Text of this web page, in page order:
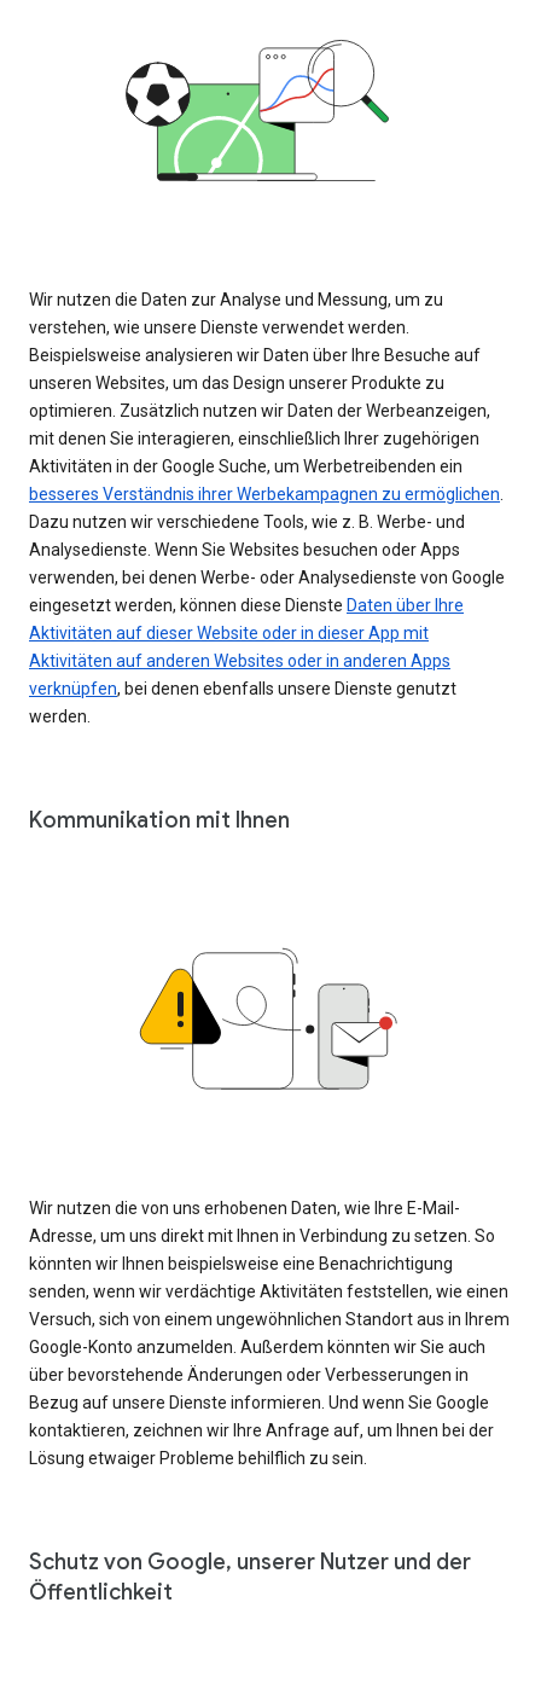
Wir nutzen die Daten zur Analyse und Messung, um zu
verstehen, wie unsere Dienste verwendet werden.
Beispielsweise analysieren wir Daten über Ihre Besuche auf
unseren Websites, um das Design unserer Produkte zu
optimieren. Zusätzlich nutzen wir Daten der Werbeanzeigen,
mit denen Sie interagieren, einschließlich Ihrer zugehörigen
Aktivitäten in der Google Suche, um Werbetreibenden ein
besseres Verständnis ihrer Werbekampagnen zu ermöglichen.
Dazu nutzen wir verschiedene Tools, wie z. B. Werbe- und
Analysedienste. Wenn Sie Websites besuchen oder Apps
verwenden, bei denen Werbe- oder Analysedienste von Google
eingesetzt werden, können diese Dienste Daten über Ihre
Aktivitäten auf dieser Website oder in dieser App mit
Aktivitäten auf anderen Websites oder in anderen Apps
verknüpfen, bei denen ebenfalls unsere Dienste genutzt
werden.
Kommunikation mit Ihnen
Wir nutzen die von uns erhobenen Daten, wie Ihre E-Mail-
Adresse, um uns direkt mit Ihnen in Verbindung zu setzen. So
könnten wir Ihnen beispielsweise eine Benachrichtigung
senden, wenn wir verdächtige Aktivitäten feststellen, wie einen
Versuch, sich von einem ungewöhnlichen Standort aus in Ihrem
Google-Konto anzumelden. Außerdem könnten wir Sie auch
über bevorstehende Änderungen oder Verbesserungen in
Bezug auf unsere Dienste informieren. Und wenn Sie Google
kontaktieren, zeichnen wir Ihre Anfrage auf, um Ihnen bei der
Lösung etwaiger Probleme behilflich zu sein.
Schutz von Google, unserer Nutzer und der
Öffentlichkeit